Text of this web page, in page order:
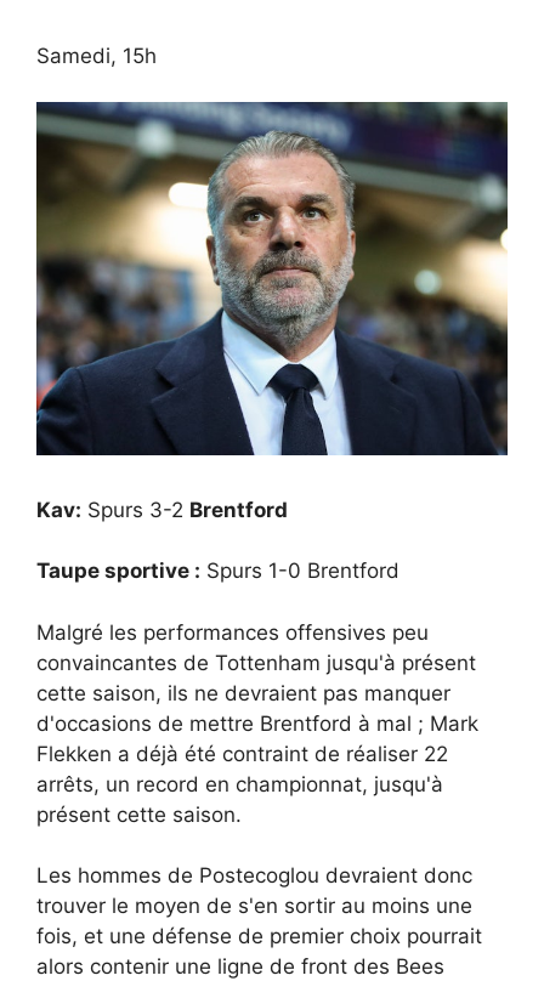
Samedi, 15h
Kav: Spurs 3-2 Brentford
Taupe sportive : Spurs 1-0 Brentford
Malgré les performances offensives peu
convaincantes de Tottenham jusqu'à présent
cette saison, ils ne devraient pas manquer
d'occasions de mettre Brentford à mal ; Mark
Flekken a déjà été contraint de réaliser 22
arrêts, un record en championnat, jusqu'à
présent cette saison.
Les hommes de Postecoglou devraient donc
trouver le moyen de s'en sortir au moins une
fois, et une défense de premier choix pourrait
alors contenir une ligne de front des Bees